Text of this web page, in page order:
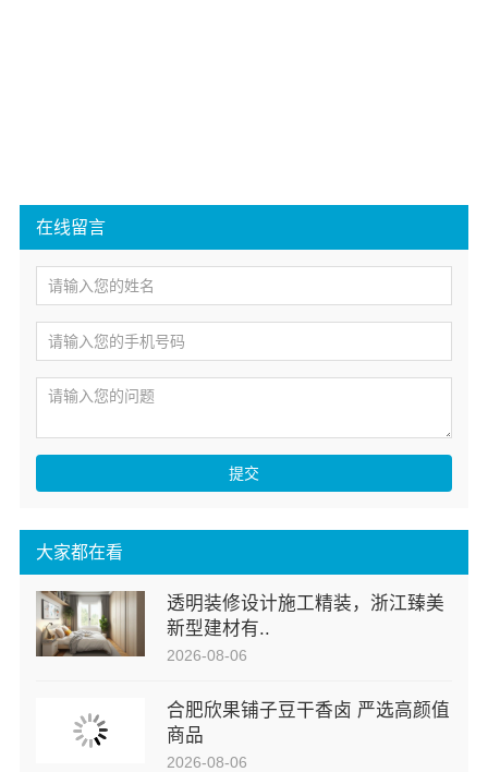
大家都在看
透明装修设计施工精装，浙江臻美
新型建材有..
2026-08-06
合肥欣果铺子豆干香卤 严选高颜值
商品
2026-08-06
在线留言
提交